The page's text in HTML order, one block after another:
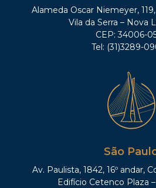
Alameda Oscar Niemeyer, 119,
Vila da Serra – Nova
CEP: 34006-
Tel: (31)3289-
São
Av. Paulista, 1842, 16º andar,
Edifício Cetenco Plaza